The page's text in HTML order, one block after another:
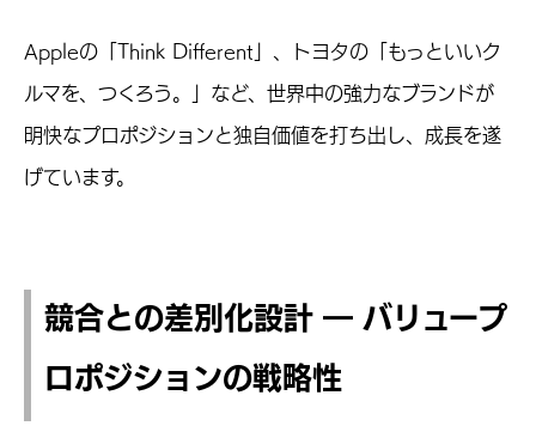
Appleの「Think Different」、トヨタの「もっといいク
ルマを、つくろう。」など、世界中の強力なブランドが
明快なプロポジションと独自価値を打ち出し、成長を遂
げています。
競合との差別化設計 ― バリュープ
ロポジションの戦略性